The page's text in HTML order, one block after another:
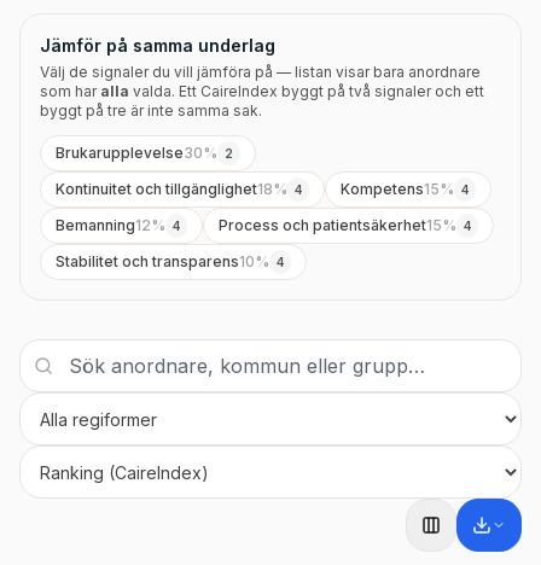
Jämför på samma underlag
Välj de signaler du vill jämföra på — listan visar bara anordnare
som har alla valda. Ett CaireIndex byggt på två signaler och ett
byggt på tre är inte samma sak.
Brukarupplevelse30 % 2
Kontinuitet och tillgänglighet18 % 4 Kompetens15 % 4
Bemanning12 % 4 Process och patientsäkerhet15 % 4
Stabilitet och transparens10 % 4